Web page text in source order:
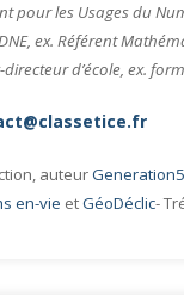
pour les Usages du
ex. Référent
d’école, ex.
auteurGeneration5
en-vie etGéoDéclic-